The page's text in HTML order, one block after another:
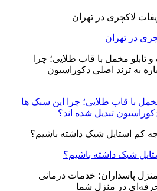
در تهران
مخمل با قاب طلایی؛ چرا این سبک ها
تبدیل شده اند؟
شیک داشته باشیم؟